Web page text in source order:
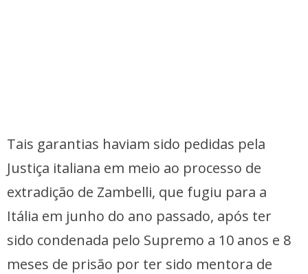
Tais garantias haviam sido pedidas pela
Justiça italiana em meio ao processo de
extradição de Zambelli, que fugiu para a
Itália em junho do ano passado, após ter
sido condenada pelo Supremo a 10 anos e 8
meses de prisão por ter sido mentora de